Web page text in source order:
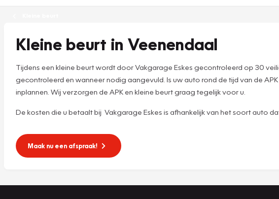
Kleine beurt in Veenendaal
Tijdens een kleine beurt wordt door Vakgarage Eskes gecontroleerd op 30
gecontroleerd en wanneer nodig aangevuld. Is uw auto rond de tijd van de
inplannen. Wij verzorgen de APK en kleine beurt graag tegelijk voor u.
De kosten die u betaalt bij Vakgarage Eskes is afhankelijk van het soort auto
Maak nu een afspraak!